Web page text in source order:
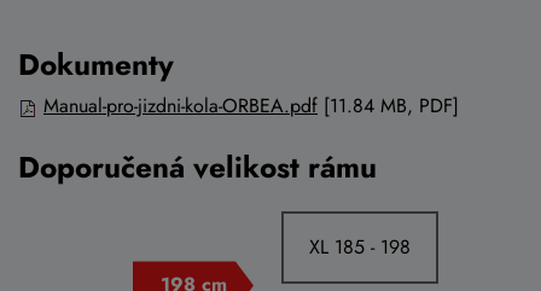
Dokumenty
Manual-pro-jizdni-kola-ORBEA.pdf [11.84 MB, PDF]
Doporučená velikost rámu
XL 185 - 198